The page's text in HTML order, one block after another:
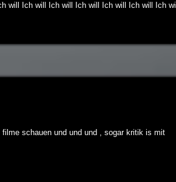
will Ich will Ich will Ich will Ich will Ich will Ich will
schauen und und und , sogar kritik is mit